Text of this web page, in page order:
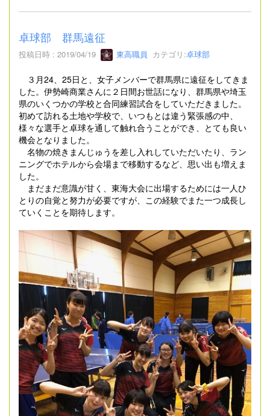
卓球部 群馬遠征
投稿日時 : 2019/04/19 東高職員 カテゴリ:卓球部
３月24、25日と、女子メンバーで群馬県に遠征をしてきま
した。伊勢崎商業さんに２日間お世話になり、群馬県や埼玉
県のいくつかの学校と合同練習試合をしていただきました。
初めて訪れる土地や学校で、いつもとは違う緊張感の中、
様々な選手と卓球を通して触れ合うことができ、とても良い
機会となりました。
名物の焼きまんじゅうを差し入れしていただいたり、ラン
ニングでホテルから会場まで移動するなど、思い出も増えま
した。
まだまだ意識が甘く、東海大会に出場するためには一人ひ
とりの自覚と努力が必要ですが、 この経験でまた一つ成長し
ていくことを期待します。